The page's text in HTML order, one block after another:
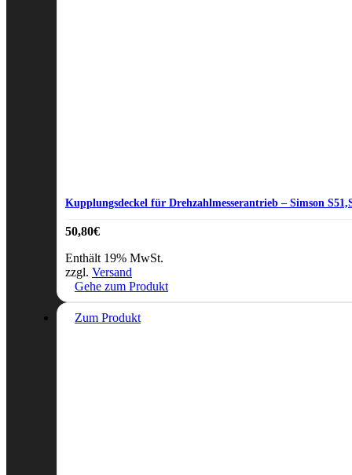
Kupplungsdeckel für Drehzahlmesserantrieb – Simson
50,80€
Enthält 19% MwSt.
zzgl. Versand
Gehe zum Produkt
Zum Produkt